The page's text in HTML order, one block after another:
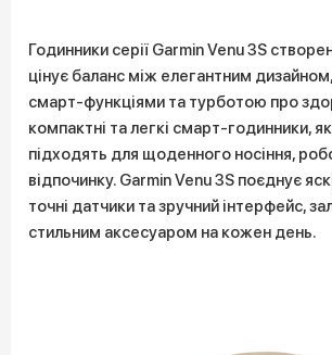
Годинники серії Garmin Venu 3S
цінує баланс між елегантним
смарт-функціями та турботою про
компактні та легкі смарт-годинники,
підходять для щоденного носіння,
відпочинку. Garmin Venu 3S поєднує
точні датчики та зручний інтерфейс,
стильним аксесуаром на кожен день.